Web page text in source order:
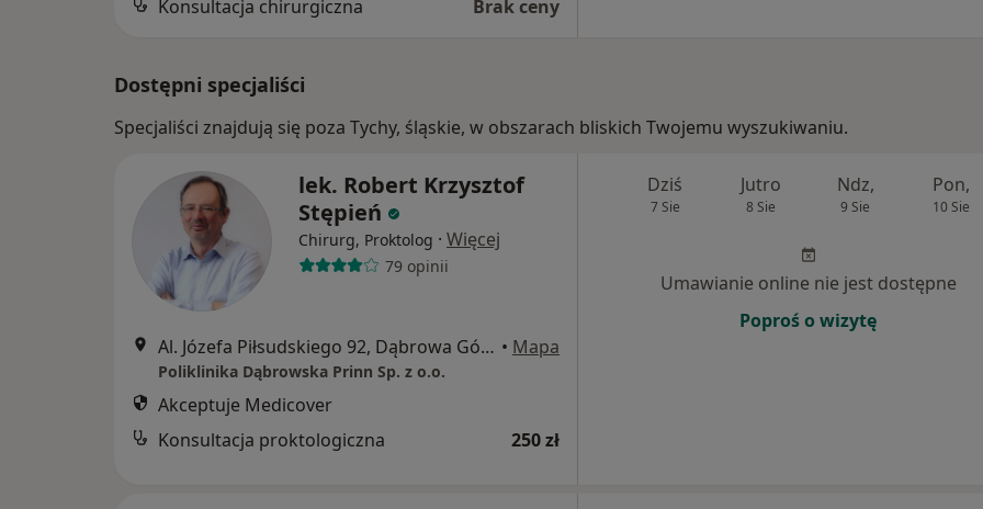
Konsultacja chirurgiczna
Brak ceny
Dostępni specjaliści
Specjaliści znajdują się poza Tychy, śląskie, w obszarach bliskich Twojemu wyszukiwaniu.
lek. Robert Krzysztof
Stępień
Chirurg, Proktolog · Więcej
79 opinii
Al. Józefa Piłsudskiego 92, Dąbrowa Górnicza • Mapa
Poliklinika Dąbrowska Prinn Sp. z o.o.
Akceptuje Medicover
Konsultacja proktologiczna
250 zł
Dziś
7 Sie
Jutro
8 Sie
Ndz,
9 Sie
Pon,
10 Sie
Umawianie online nie jest dostępne
Poproś o wizytę